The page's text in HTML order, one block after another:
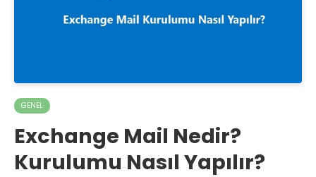
GENEL
Exchange Mail Nedir?
Kurulumu Nasıl Yapılır?